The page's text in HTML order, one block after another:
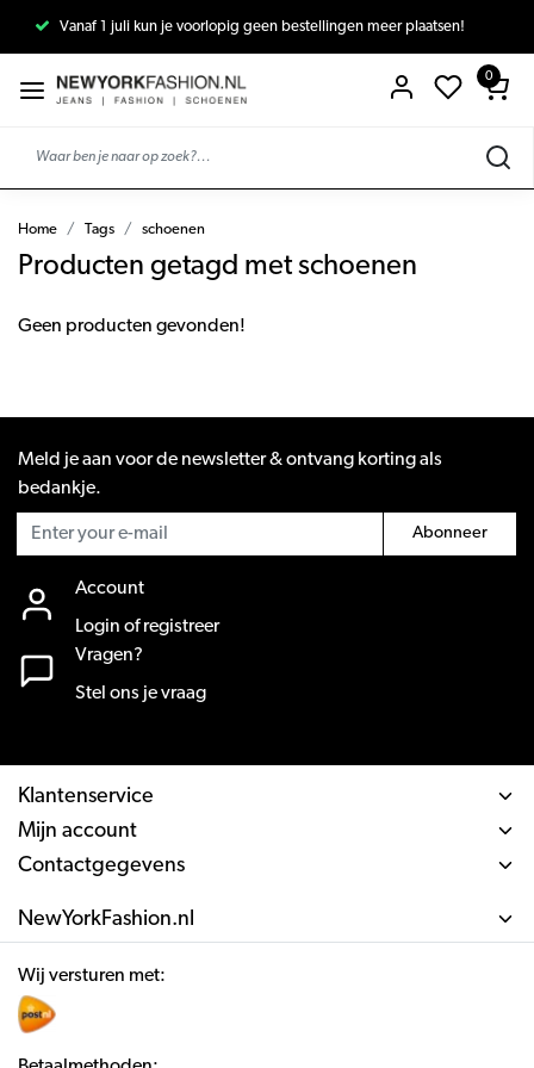
Vanaf 1 juli kun je voorlopig geen bestellingen meer plaatsen!
0
Home Tags schoenen
Producten getagd met schoenen
Geen producten gevonden!
Meld je aan voor de newsletter & ontvang korting als
bedankje.
Abonneer
Account
Login of registreer
Vragen?
Stel ons je vraag
Klantenservice
Mijn account
Contactgegevens
NewYorkFashion.nl
Wij versturen met: